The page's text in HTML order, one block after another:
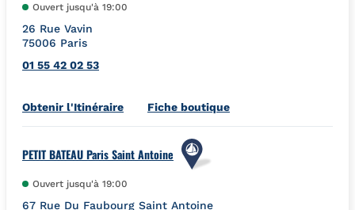
Ouvert jusqu'à 19:00
26 Rue Vavin
75006 Paris
01 55 42 02 53
Obtenir l'ItinéraireLink Opens in New Tab
Fiche boutique
PETIT BATEAU Paris Saint Antoine
Ouvert jusqu'à 19:00
67 Rue Du Faubourg Saint Antoine